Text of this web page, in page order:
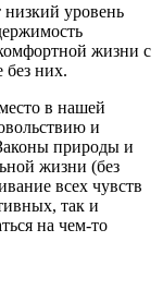
низкий уровень
жизни с
без них.
в нашей
и
природы и
жизни (без
всех чувств
так и
на чем-то